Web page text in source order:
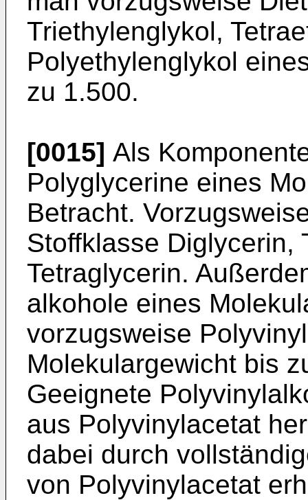
Triethylenglykol,
Polyethylenglykol
zu 1.500.
[0015] Als
Polyglycerine eines
Betracht.
Stoffklasse Diglycerin,
Tetraglycerin.
alkohole eines
vorzugsweise
Molekulargewicht bis
Geeignete
aus Polyvinylacetat
dabei durch
von Polyvinylacetat